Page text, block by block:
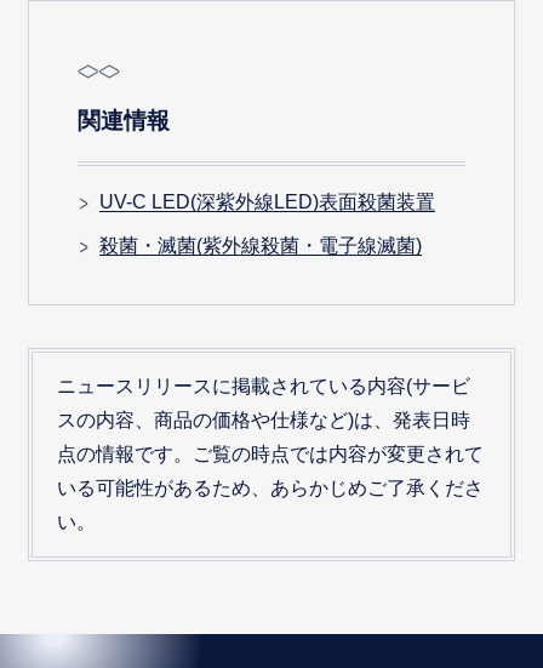
関連情報
UV-C LED(深紫外線LED)表面殺菌装置
殺菌・滅菌(紫外線殺菌・電子線滅菌)
ニュースリリースに掲載されている内容(サービ
スの内容、商品の価格や仕様など)は、発表日時
点の情報です。ご覧の時点では内容が変更されて
いる可能性があるため、あらかじめご了承くださ
い。